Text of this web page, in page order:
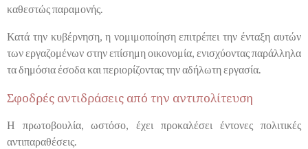
καθεστώς παραμονής.
Κατά την κυβέρνηση, η νομιμοποίηση επιτρέπει την ένταξη αυτών
των εργαζομένων στην επίσημη οικονομία, ενισχύοντας παράλληλα
τα δημόσια έσοδα και περιορίζοντας την αδήλωτη εργασία.
Σφοδρές αντιδράσεις από την αντιπολίτευση
Η πρωτοβουλία, ωστόσο, έχει προκαλέσει έντονες πολιτικές
αντιπαραθέσεις.